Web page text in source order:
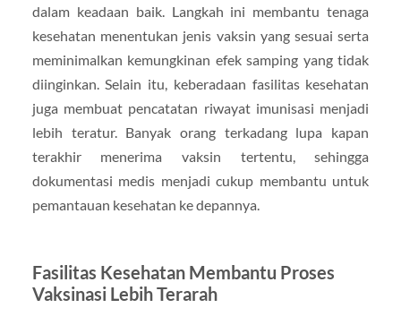
dalam keadaan baik. Langkah ini membantu tenaga
kesehatan menentukan jenis vaksin yang sesuai serta
meminimalkan kemungkinan efek samping yang tidak
diinginkan. Selain itu, keberadaan fasilitas kesehatan
juga membuat pencatatan riwayat imunisasi menjadi
lebih teratur. Banyak orang terkadang lupa kapan
terakhir menerima vaksin tertentu, sehingga
dokumentasi medis menjadi cukup membantu untuk
pemantauan kesehatan ke depannya.
Fasilitas Kesehatan Membantu Proses
Vaksinasi Lebih Terarah